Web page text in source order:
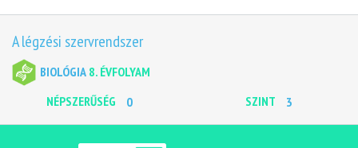
A légzési szervrendszer
BIOLÓGIA 8. ÉVFOLYAM
NÉPSZERŰSÉG
0 SZINT 3